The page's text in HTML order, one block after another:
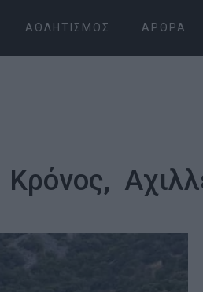
ΑΘΛΗΤΙΣΜΌΣ ΆΡΘΡΑ